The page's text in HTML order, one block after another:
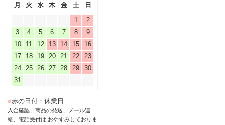
月 火 水 木 金 土
日
1
2
3
4 5 6 7 8
9
10
11 12 13 14 15
16
17
18 19 20 21 22
23
24
25 26 27 28 29
30
31
■赤の日付：休業日
入金確認、商品の発送、メール連
絡、電話受付は おやすみしておりま